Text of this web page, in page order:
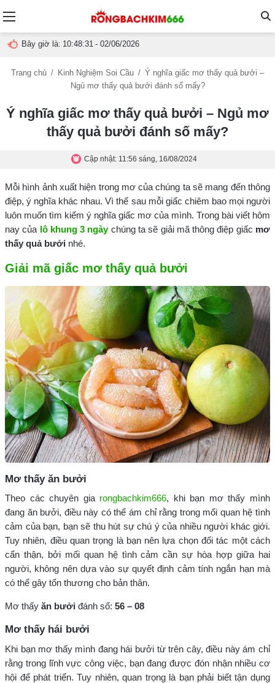
Menu
Bây giờ là: 10:48:32 - 02/06/2026
Trang chủ / Kinh Nghiệm Soi Cầu / Ý nghĩa giấc mơ thấy quả bưởi –
Ngủ mơ thấy quả bưởi đánh số mấy?
Ý nghĩa giấc mơ thấy quả bưởi – Ngủ mơ
thấy quả bưởi đánh số mấy?
Cập nhật: 11:56 sáng, 16/08/2024
Mỗi hình ảnh xuất hiện trong mơ của chúng ta sẽ mang đến thông
điệp, ý nghĩa khác nhau. Vì thế sau mỗi giấc chiêm bao mọi người
luôn muốn tìm kiếm ý nghĩa giấc mơ của mình. Trong bài viết hôm
nay của lô khung 3 ngày chúng ta sẽ giải mã thông điệp giấc mơ
thấy quả bưởi nhé.
Giải mã giấc mơ thấy quả bưởi
Mơ thấy ăn bưởi
Theo các chuyên gia rongbachkim666, khi bạn mơ thấy mình
đang ăn bưởi, điều này có thể ám chỉ rằng trong mối quan hệ tình
cảm của bạn, bạn sẽ thu hút sự chú ý của nhiều người khác giới.
Tuy nhiên, điều quan trọng là bạn nên lựa chọn đối tác một cách
cẩn thận, bởi mối quan hệ tình cảm cần sự hòa hợp giữa hai
người, không nên dựa vào sự quyết định cảm tính ngắn hạn mà
có thể gây tổn thương cho bản thân.
Mơ thấy ăn bưởi đánh số: 56 – 08
Mơ thấy hái bưởi
Khi bạn mơ thấy mình đang hái bưởi từ trên cây, điều này ám chỉ
rằng trong lĩnh vực công việc, bạn đang được đón nhận nhiều cơ
hội để phát triển. Tuy nhiên, quan trọng là bạn phải biết tận dụng